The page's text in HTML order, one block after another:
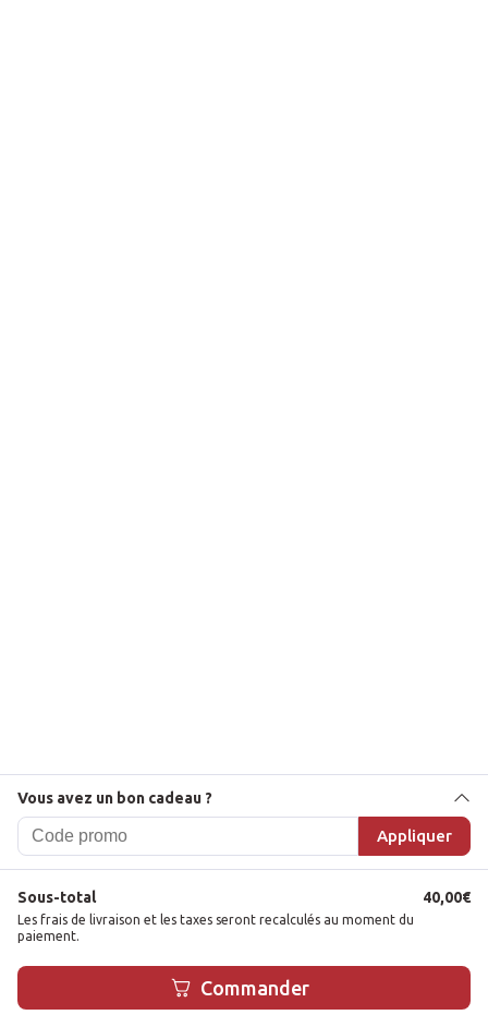
Vous avez un bon cadeau ?
Appliquer
Sous-total 40,00€
Les frais de livraison et les taxes seront recalculés au moment du
paiement.
Commander